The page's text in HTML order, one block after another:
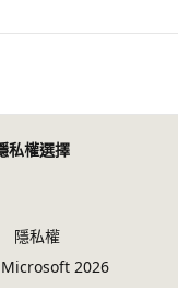
私權選擇
隱私權
2026